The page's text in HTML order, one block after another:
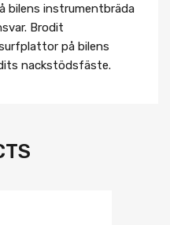
bilens instrumentbräda
Brodit
på bilens
nackstödsfäste.